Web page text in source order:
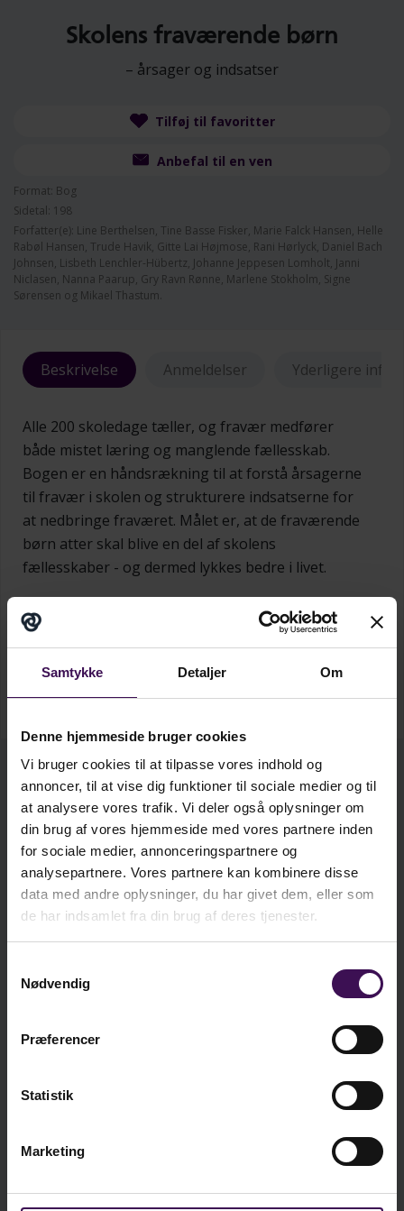
Samtykke Detaljer Om
Denne hjemmeside bruger cookies
Vi bruger cookies til at tilpasse vores indhold og
annoncer, til at vise dig funktioner til sociale medier og til
at analysere vores trafik. Vi deler også oplysninger om
din brug af vores hjemmeside med vores partnere inden
for sociale medier, annonceringspartnere og
analysepartnere. Vores partnere kan kombinere disse
data med andre oplysninger, du har givet dem, eller som
de har indsamlet fra din brug af deres tjenester.
Nødvendig
Præferencer
Statistik
Marketing
Skolens fraværende børn
– årsager og indsatser
Tilføj til favoritter
Anbefal til en ven
Format: Bog
Sidetal: 198
Forfatter(e): Line Berthelsen, Tine Basse Fisker, Marie Falck Hansen, Helle
Rabøl Hansen, Trude Havik, Gitte Lai Højmose, Rani Hørlyck, Daniel Bach
Johnsen, Lisbeth Lenchler-Hübertz, Johanne Jeppesen Lomholt, Janni
Niclasen, Nanna Paarup, Gry Ravn Rønne, Marlene Stokholm, Signe
Sørensen og Mikael Thastum.
Beskrivelse Anmeldelser Yderligere info
Alle 200 skoledage tæller, og fravær medfører
både mistet læring og manglende fællesskab.
Bogen er en håndsrækning til at forstå årsagerne
til fravær i skolen og strukturere indsatserne for
at nedbringe fraværet. Målet er, at de fraværende
børn atter skal blive en del af skolens
fællesskaber - og dermed lykkes bedre i livet.
Bogen er skrevet af både praktikere og forskere,
hvilket giver flere forskellige perspektiver på
både forvaltning, skole og team spiller og vigtig
på, hvordan den enkelte skole skal forholde sig,
når eleverne viser tegn på angst, kedsomhed eller
manglende tilhørsforhold og trivsel. Og de giver
indsigt i typer af fravær, forebyggelse samt
målrettet intervention og intensiv, fokuseret
tiltag.
Bogen præsenterer blandt andet resultater fra en
ny undersøgelse af karakteristika ved børn med
bekymrende skolefravær, og hvad man kan gøre
for at identificere disse børn og sætte ind. Bogen
behandler desuden emner som mobning,
angst, og nødvendigheden af ​​at arbejde
Bog kr. 344,25
Ekskl. moms
E-bog kr. 292,25
Ekskl. moms